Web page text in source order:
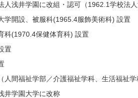
人浅井学園に改組・認可（1962.1学校法人
学開設、被服科(1965.4服飾美術科) 設置
科(1970.4保健体育科) 設置
置
人間福祉学部／介護福祉学科、生活福祉学
井学園大学に改称